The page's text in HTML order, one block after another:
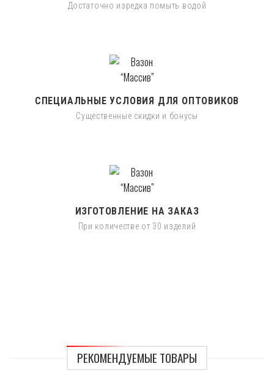
Достаточно изредка помыть водой
СПЕЦИАЛЬНЫЕ УСЛОВИЯ ДЛЯ ОПТОВИКОВ
Существенные скидки и бонусы
ИЗГОТОВЛЕНИЕ НА ЗАКАЗ
При количестве от 30 изделий
РЕКОМЕНДУЕМЫЕ ТОВАРЫ